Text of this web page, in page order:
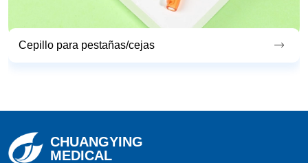
Cepillo de limpieza endoscópica
CHUANGYING
MEDICAL